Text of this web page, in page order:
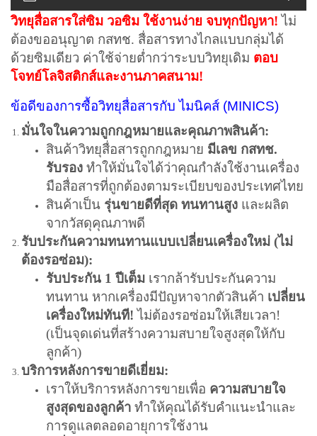
วิทยุสื่อสารใส่ซิม วอซิม ใช้งานง่าย จบทุกปัญหา! ไม่
ต้องขออนุญาต กสทช. สื่อสารทางไกลแบบกลุ่มได้
ด้วยซิมเดียว ค่าใช้จ่ายต่ำกว่าระบบวิทยุเดิม ตอบ
โจทย์โลจิสติกส์และงานภาคสนาม!
ข้อดีของการซื้อวิทยุสื่อสารกับ ไมนิคส์ (MINICS)
มั่นใจในความถูกกฎหมายและคุณภาพสินค้า:
สินค้าวิทยุสื่อสารถูกกฎหมาย มีเลข กสทช.
รับรอง ทำให้มั่นใจได้ว่าคุณกำลังใช้งานเครื่อง
มือสื่อสารที่ถูกต้องตามระเบียบของประเทศไทย
สินค้าเป็น รุ่นขายดีที่สุด ทนทานสูง และผลิต
จากวัสดุคุณภาพดี
รับประกันความทนทานแบบเปลี่ยนเครื่องใหม่ (ไม่
ต้องรอซ่อม):
รับประกัน 1 ปีเต็ม เรากล้ารับประกันความ
ทนทาน หากเครื่องมีปัญหาจากตัวสินค้า เปลี่ยน
เครื่องใหม่ทันที! ไม่ต้องรอซ่อมให้เสียเวลา!
(เป็นจุดเด่นที่สร้างความสบายใจสูงสุดให้กับ
ลูกค้า)
บริการหลังการขายดีเยี่ยม:
เราให้บริการหลังการขายเพื่อ ความสบายใจ
สูงสุดของลูกค้า ทำให้คุณได้รับคำแนะนำและ
การดูแลตลอดอายุการใช้งาน